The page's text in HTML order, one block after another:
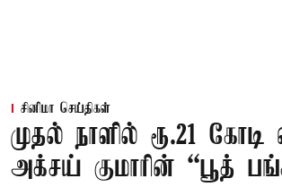
சினிமா செய்திகள்
முதல் நாளில் ரூ.21 கோடி
அக்சய் குமாரின் “பூத்